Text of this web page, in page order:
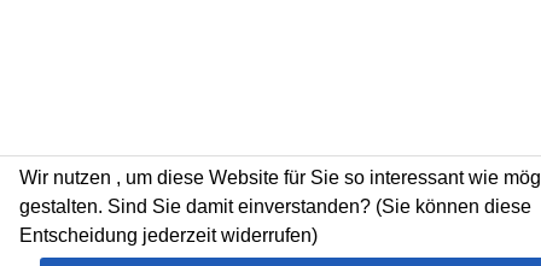
Wir nutzen , um diese Website für Sie so interessant wie
gestalten. Sind Sie damit einverstanden? (Sie können diese
Entscheidung jederzeit widerrufen)